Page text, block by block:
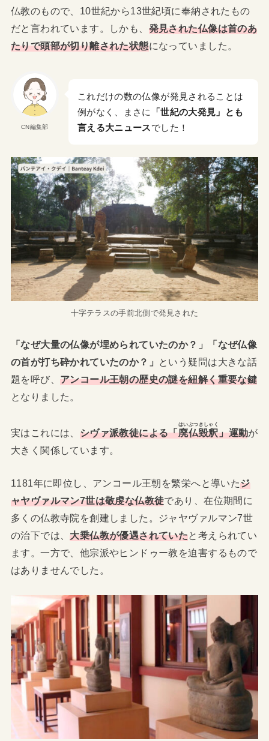
仏教のもので、10世紀から13世紀頃に奉納されたもの
だと言われています。しかも、 発見された仏像は首のあ
たりで頭部が切り離された状態になっていました。
CN編集部
これだけの数の仏像が発見されることは
例がなく、まさに
「世紀の大発見」とも
言える大ニュースでした！
十字テラスの手前北側で発見された
「なぜ大量の仏像が埋められていたのか？」「なぜ仏像
の首が打ち砕かれていたのか？」
という疑問は大きな話
題を呼び、 アンコール王朝の歴史の謎を紐解く重要な鍵
となりました。
実はこれには、 シヴァ派教徒による「廃仏毀釈
はいぶつきしゃく
」運動が
大きく関係しています。
1181年に即位し、アンコール王朝を繁栄へと導いたジ
ャヤヴァルマン7世は敬虔な仏教徒であり、在位期間に
多くの仏教寺院を創建しました。ジャヤヴァルマン7世
の治下では、大乗仏教が優遇されていたと考えられてい
ます。一方で、他宗派やヒンドゥー教を迫害するもので
はありませんでした。